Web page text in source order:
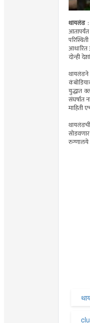
थायलंड
आधारित
दोन्ही
थायलंडने
युद्धात
संघर्षात
माहिती
रुग्णालये